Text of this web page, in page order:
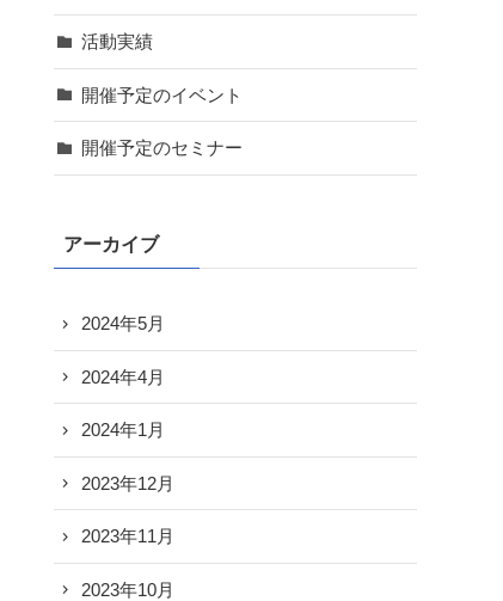
活動実績
開催予定のイベント
開催予定のセミナー
アーカイブ
2024年5月
2024年4月
2024年1月
2023年12月
2023年11月
2023年10月